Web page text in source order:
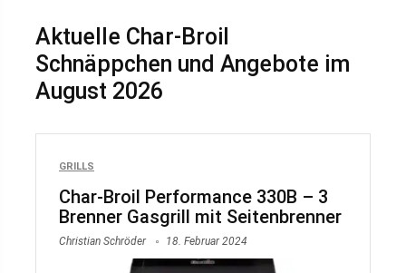
Aktuelle Char-Broil
Schnäppchen und Angebote im
August 2026
GRILLS
Char-Broil Performance 330B – 3
Brenner Gasgrill mit Seitenbrenner
Christian Schröder 18. Februar 2024